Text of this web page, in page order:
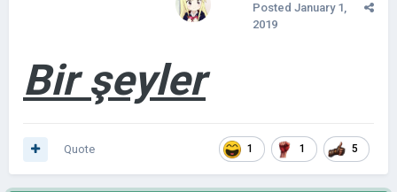
Posted January 1,
2019
Bir şeyler
1 1 5
Quote